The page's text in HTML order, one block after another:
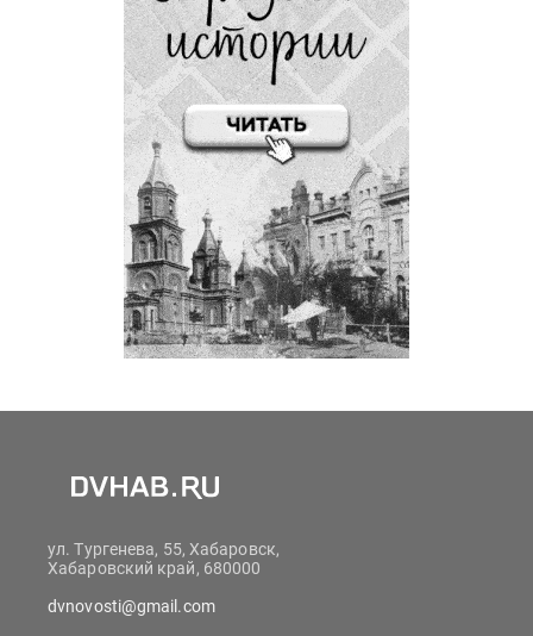
ул. Тургенева, 55, Хабаровск,
Хабаровский край, 680000
dvnovosti@gmail.com